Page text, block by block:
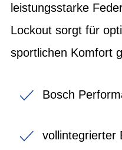
leistungsstarke
Lockout sorgt für
sportlichen Komfort
Bosch
vollintegrierter